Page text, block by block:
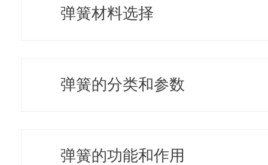
弹簧材料选择
弹簧的分类和参数
弹簧的功能和作用